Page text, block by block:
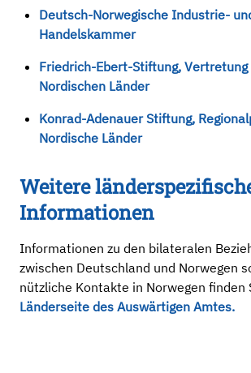
Deutsch-Norwegische Industrie-
Handelskammer
Friedrich-Ebert-Stiftung,
Nordischen Länder
Konrad-Adenauer Stiftung,
Nordische Länder
Weitere
Informationen
Informationen zu den bilateralen
zwischen Deutschland und Norwegen
nützliche Kontakte in Norwegen finden
Länderseite des Auswärtigen Amtes.